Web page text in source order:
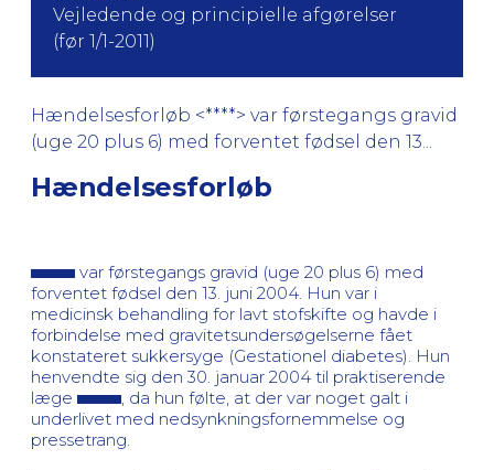
Vejledende og principielle afgørelser
(før 1/1-2011)
Hændelsesforløb <****> var førstegangs gravid
(uge 20 plus 6) med forventet fødsel den 13...
Hændelsesforløb
var førstegangs gravid (uge 20 plus 6) med
forventet fødsel den 13. juni 2004. Hun var i
medicinsk behandling for lavt stofskifte og havde i
forbindelse med gravitetsundersøgelserne fået
konstateret sukkersyge (Gestationel diabetes). Hun
henvendte sig den 30. januar 2004 til praktiserende
læge
, da hun følte, at der var noget galt i
underlivet med nedsynkningsfornemmelse og
pressetrang.